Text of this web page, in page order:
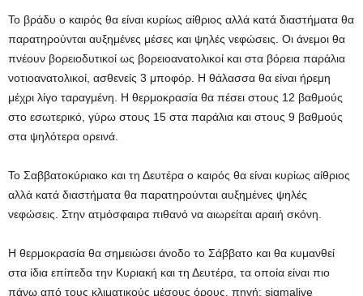
Το βράδυ ο καιρός θα είναι κυρίως αίθριος αλλά κατά διαστήματα θα
παρατηρούνται αυξημένες μέσες και ψηλές νεφώσεις. Οι άνεμοι θα
πνέουν βορειοδυτικοί ως βορειοανατολικοί και στα βόρεια παράλια
νοτιοανατολικοί, ασθενείς 3 μποφόρ. Η θάλασσα θα είναι ήρεμη
μέχρι λίγο ταραγμένη. Η θερμοκρασία θα πέσει στους 12 βαθμούς
στο εσωτερικό, γύρω στους 15 στα παράλια και στους 9 βαθμούς
στα ψηλότερα ορεινά.
Το Σαββατοκύριακο και τη Δευτέρα ο καιρός θα είναι κυρίως αίθριος
αλλά κατά διαστήματα θα παρατηρούνται αυξημένες ψηλές
νεφώσεις. Στην ατμόσφαιρα πιθανό να αιωρείται αραιή σκόνη.
Η θερμοκρασία θα σημειώσει άνοδο το Σάββατο και θα κυμανθεί
στα ίδια επίπεδα την Κυριακή και τη Δευτέρα, τα οποία είναι πιο
πάνω από τους κλιματικούς μέσους όρους. πηγή: sigmalive